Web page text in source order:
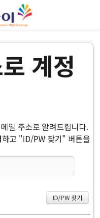
계정
일 주소로 알려드립니다.
하고 "ID/PW 찾기" 버튼을